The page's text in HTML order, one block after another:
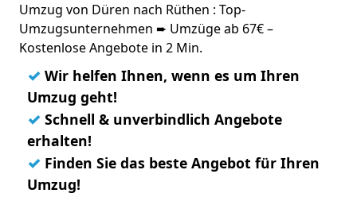
Umzug von Düren nach Rüthen : Top-
Umzugsunternehmen ➨ Umzüge ab 67€ –
Kostenlose Angebote in 2 Min.
✓ Wir helfen Ihnen, wenn es um Ihren
Umzug geht!
✓ Schnell & unverbindlich Angebote
erhalten!
✓ Finden Sie das beste Angebot für Ihren
Umzug!